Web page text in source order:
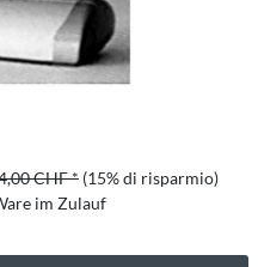
CHF * (15% di risparmio)
im Zulauf